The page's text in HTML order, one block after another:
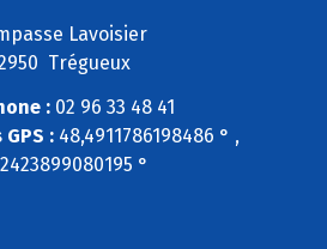
Lavoisier
Trégueux
:02 96 33 48 41
:48,4911786198486 ° ,
°